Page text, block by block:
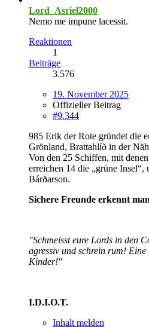
Lord_Asriel2000
Nemo me impune lacessit.
Reaktionen
1
Beiträge
3.576
19. November 2025
Offizieller Beitrag
#9.344
985 Erik der Rote gründet die
Grönland, Brattahlíð in der
Von den 25 Schiffen, mit
erreichen 14 die „grüne
Bárðarson.
Sichere Freunde erkennt
"Schmeisst eure Lords in den
agressiv und schrein rum!
Kinder!"
I.D.I.O.T.
Inhalt melden